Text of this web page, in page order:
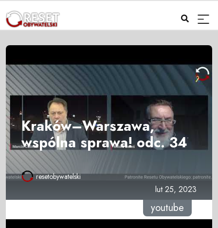
Kraków–Warszawa,
wspólna sprawa! odc. 34
resetobywatelski
lut 25, 2023
youtube